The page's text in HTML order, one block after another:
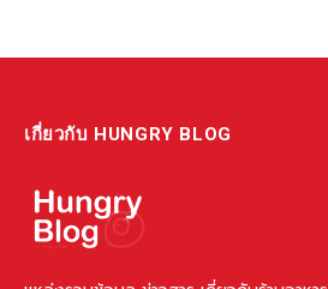
เกี่ยวกับ HUNGRY BLOG